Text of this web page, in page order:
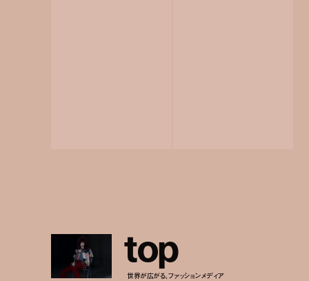
top
世界が広がる、ファッションメディア